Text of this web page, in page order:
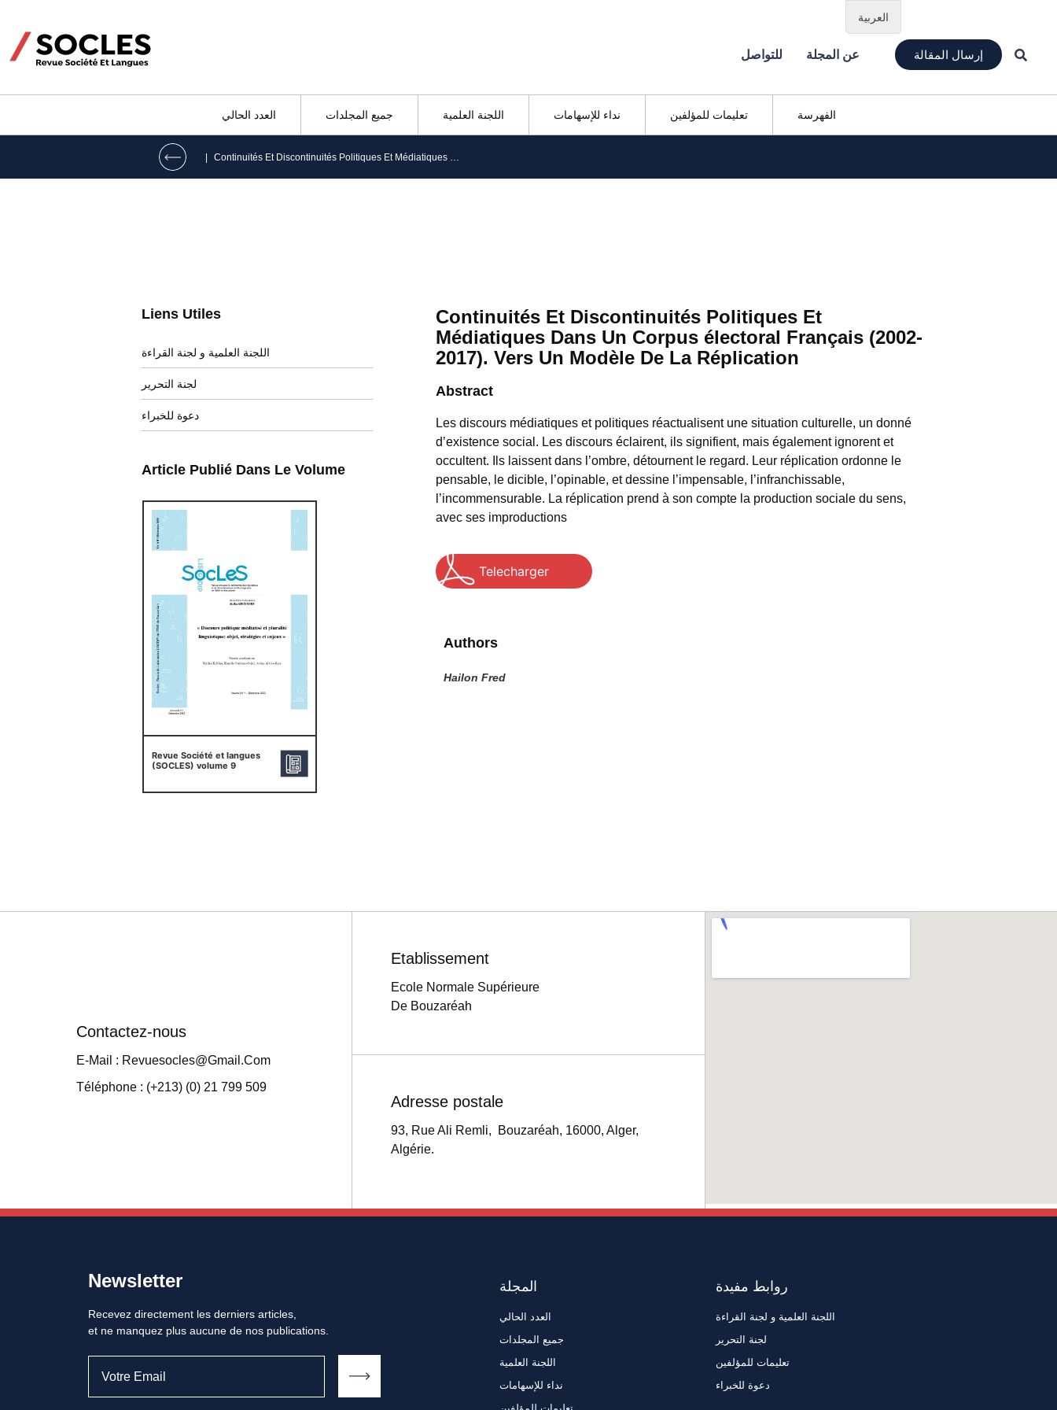
للتواصل عن المجلة إرسال المقالة
العدد الحالي جميع المجلدات اللجنة العلمية نداء للإسهامات تعليمات للمؤلفين الفهرسة
| Continuités Et Discontinuités Politiques Et Médiatiques Dans Un Corpus électoral Français (2002-2017). Vers Un Modèle De La Réplication
Liens Utiles
اللجنة العلمية و لجنة القراءة
لجنة التحرير
دعوة للخبراء
Article Publié Dans Le Volume
Revue Société et langues
(SOCLES) volume 9
Continuités Et Discontinuités Politiques Et
Médiatiques Dans Un Corpus électoral Français (2002-
2017). Vers Un Modèle De La Réplication
Abstract
Les discours médiatiques et politiques réactualisent une situation culturelle, un donné
d’existence social. Les discours éclairent, ils signifient, mais également ignorent et
occultent. Ils laissent dans l’ombre, détournent le regard. Leur réplication ordonne le
pensable, le dicible, l’opinable, et dessine l’impensable, l’infranchissable,
l’incommensurable. La réplication prend à son compte la production sociale du sens,
avec ses improductions
Telecharger
Authors
Hailon Fred
Contactez-nous
E-Mail : Revuesocles@gmail.com
Téléphone : (+213) (0) 21 799 509
Etablissement
Ecole Normale Supérieure
De Bouzaréah
Adresse postale
93, Rue Ali Remli, Bouzaréah, 16000, Alger,
Algérie.
Newsletter
Recevez directement les derniers articles,
et ne manquez plus aucune de nos publications.
المجلة
العدد الحالي
جميع المجلدات
اللجنة العلمية
نداء للإسهامات
روابط مفيدة
اللجنة العلمية و لجنة القراءة
لجنة التحرير
تعليمات للمؤلفين
دعوة للخبراء
العربية